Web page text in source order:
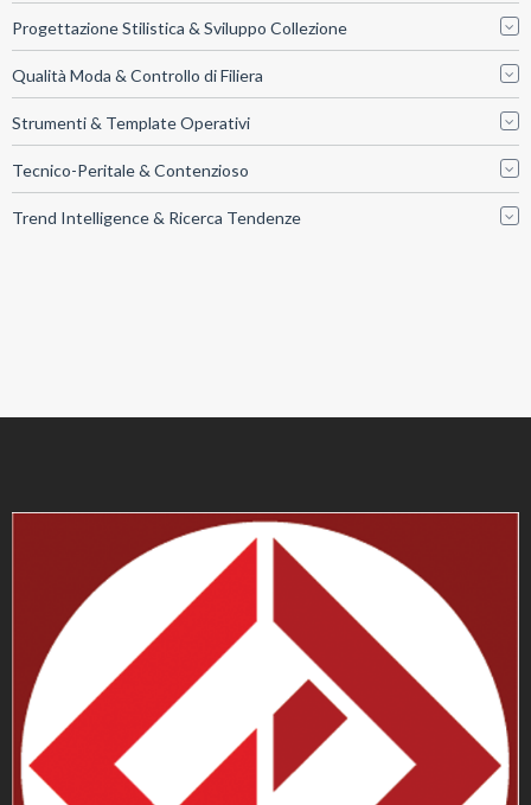
Progettazione Stilistica & Sviluppo Collezione
Qualità Moda & Controllo di Filiera
Strumenti & Template Operativi
Tecnico-Peritale & Contenzioso
Trend Intelligence & Ricerca Tendenze